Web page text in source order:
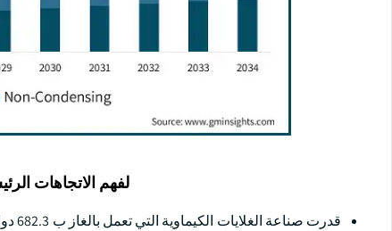
لفهم الاتجاهات